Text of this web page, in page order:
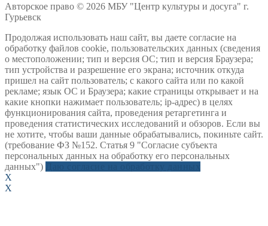
Авторское право © 2026 МБУ "Центр культуры и досуга" г.
Гурьевск
Продолжая использовать наш сайт, вы даете согласие на
обработку файлов cookie, пользовательских данных (сведения
о местоположении; тип и версия ОС; тип и версия Браузера;
тип устройства и разрешение его экрана; источник откуда
пришел на сайт пользователь; с какого сайта или по какой
рекламе; язык ОС и Браузера; какие страницы открывает и на
какие кнопки нажимает пользователь; ip-адрес) в целях
функционирования сайта, проведения ретаргетинга и
проведения статистических исследований и обзоров. Если вы
не хотите, чтобы ваши данные обрабатывались, покиньте сайт.
(требование ФЗ №152. Статья 9 "Согласие субъекта
персональных данных на обработку его персональных
данных")
X
X